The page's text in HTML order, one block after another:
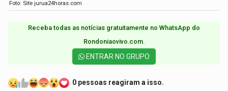
Foto: Site jurua24horas.com
Receba todas as notícias gratuitamente no WhatsApp do
Rondoniaovivo.com.​
ENTRAR NO GRUPO
0 pessoas reagiram a isso.